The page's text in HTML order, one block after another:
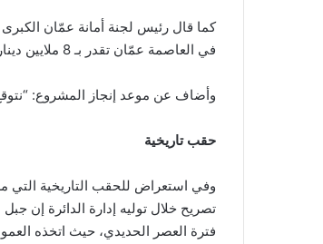
في العاصمة عمّان تقدر بـ 8 ملايين دينار ومدة العمل به سنة ونصف.
وأضاف عن موعد إنجاز المشروع: “نتوقع مع نهاية العام 2026 أو
حقب تاريخية
وفي استعراض للحقب التاريخية التي
تصريح خلال توليه إدارة الدائرة إن
فترة العصر الحديدي، حيث اتخذه